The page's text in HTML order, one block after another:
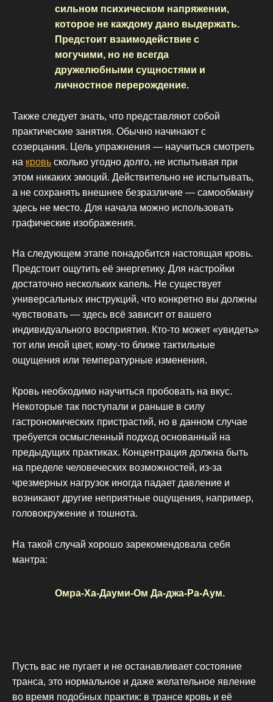
сильном психическом напряжении,
которое не каждому дано выдержать.
Предстоит взаимодействие с
могучими, но не всегда
дружелюбными сущностями и
личностное перерождение.
Также следует знать, что представляют собой
практические занятия. Обычно начинают с
созерцания. Цель упражнения — научиться смотреть
на кровь сколько угодно долго, не испытывая при
этом никаких эмоций. Действительно не испытывать,
а не сохранять внешнее безразличие — самообману
здесь не место. Для начала можно использовать
графические изображения.
На следующем этапе понадобится настоящая кровь.
Предстоит ощутить её энергетику. Для настройки
достаточно нескольких капель. Не существует
универсальных инструкций, что конкретно вы должны
чувствовать — здесь всё зависит от вашего
индивидуального восприятия. Кто-то может «увидеть»
тот или иной цвет, кому-то ближе тактильные
ощущения или температурные изменения.
Кровь необходимо научиться пробовать на вкус.
Некоторые так поступали и раньше в силу
гастрономических пристрастий, но в данном случае
требуется осмысленный подход основанный на
предыдущих практиках. Концентрация должна быть
на пределе человеческих возможностей, из-за
чрезмерных нагрузок иногда падает давление и
возникают другие неприятные ощущения, например,
головокружение и тошнота.
На такой случай хорошо зарекомендовала себя
мантра:
Омра-Ха-Дауми-Ом Да-джа-Ра-Аум.
Пусть вас не пугает и не останавливает состояние
транса, это нормальное и даже желательное явление
во время подобных практик: в трансе кровь и её